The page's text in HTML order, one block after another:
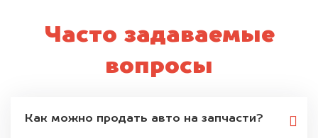
Часто задаваемые
вопросы
Как можно продать авто на запчасти?